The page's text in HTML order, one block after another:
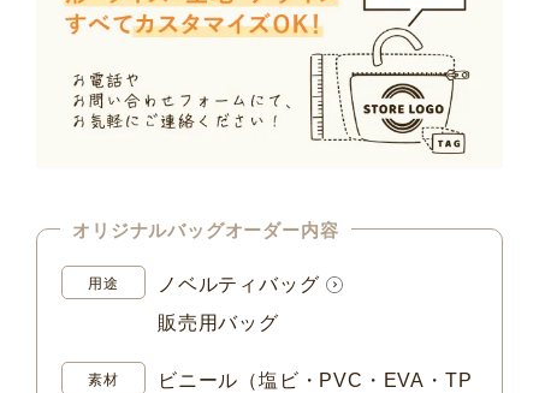
オリジナルバッグオーダー内容
用途
ノベルティバッグ
販売用バッグ
素材
ビニール（塩ビ・PVC・EVA・TP